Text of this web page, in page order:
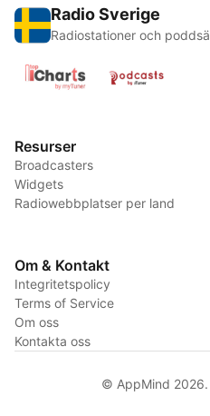
Radio Sverige
Radiostationer och
Resurser
Broadcasters
Widgets
Radiowebbplatser per land
Om & Kontakt
Integritetspolicy
Terms of Service
Om oss
Kontakta oss
© AppMind